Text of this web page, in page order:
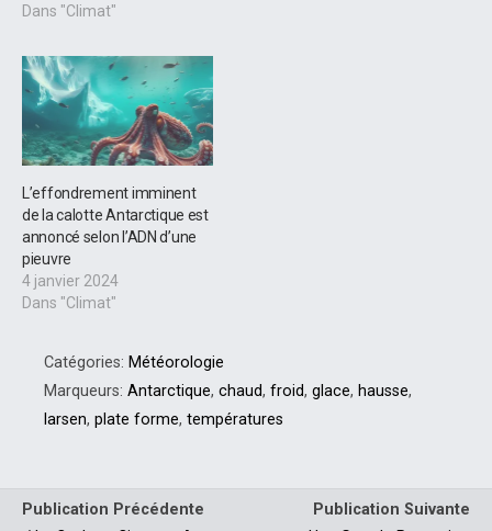
Dans "Climat"
L’effondrement imminent
de la calotte Antarctique est
annoncé selon l’ADN d’une
pieuvre
4 janvier 2024
Dans "Climat"
Catégories: Météorologie
Marqueurs: Antarctique, chaud, froid, glace, hausse,
larsen, plate forme, températures
Publication Précédente
Publication Suivante